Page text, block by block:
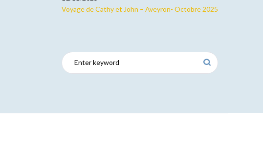
Voyage de Cathy et John – Aveyron- Octobre 2025